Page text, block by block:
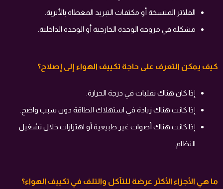
الفلاتر المتسخة أو مكثفات التبريد المغطاة بالأتربة.
مشكلة في مروحة الوحدة الخارجية أو الوحدة الداخلية.
كيف يمكن التعرف على حاجة تكييف الهواء إلى إصلاح؟
إذا كان هناك تقلبات في درجة الحرارة.
إذا كانت هناك زيادة في استهلاك الطاقة دون سبب واضح.
إذا كانت هناك أصوات غير طبيعية أو اهتزازات خلال تشغيل
النظام.
ما هي الأجزاء الأكثر عرضة للتآكل والتلف في تكييف الهواء؟